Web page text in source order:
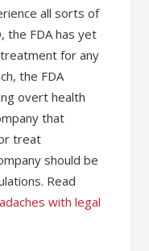
all sorts of
the FDA has yet
for any
the FDA
overt health
that
treat
should be
Read
with legal